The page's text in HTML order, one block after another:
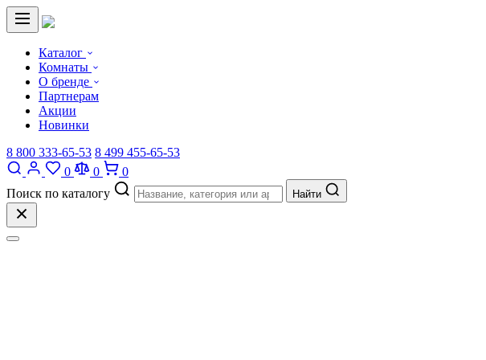
Каталог
Комнаты
О бренде
Партнерам
Акции
Новинки
8 800 333-65-53 8 499 455-65-53
0
0
0
Поиск по каталогу
Найти